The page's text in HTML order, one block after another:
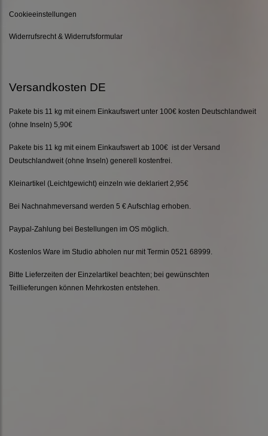
Cookieeinstellungen
Widerrufsrecht & Widerrufsformular
Versandkosten DE
Pakete bis 11 kg mit einem Einkaufswert unter 100€ kosten Deutschlandweit
(ohne Inseln) 5,90€
Pakete bis 11 kg mit einem Einkaufswert ab 100€ ist der Versand
Deutschlandweit (ohne Inseln) generell kostenfrei.
Kleinartikel (Leichtgewicht) einzeln wie deklariert 2,95€
Bei Nachnahmeversand werden 5 € Aufschlag erhoben.
Paypal-Zahlung bei Bestellungen im OS möglich.
Kostenlos Ware im Studio abholen nur mit Termin 0521 68999.
Bitte Lieferzeiten der Einzelartikel beachten; bei gewünschten
Teillieferungen können Mehrkosten entstehen.